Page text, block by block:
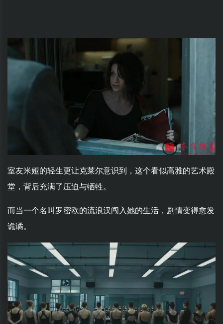
室友米娅的轻生更让克莱尔意识到，这个看似高雅的艺术殿
堂，背后充满了压迫与牺牲。
而当一个名叫罗密欧的流浪汉闯入她的生活，剧情变得愈发
诡谲。